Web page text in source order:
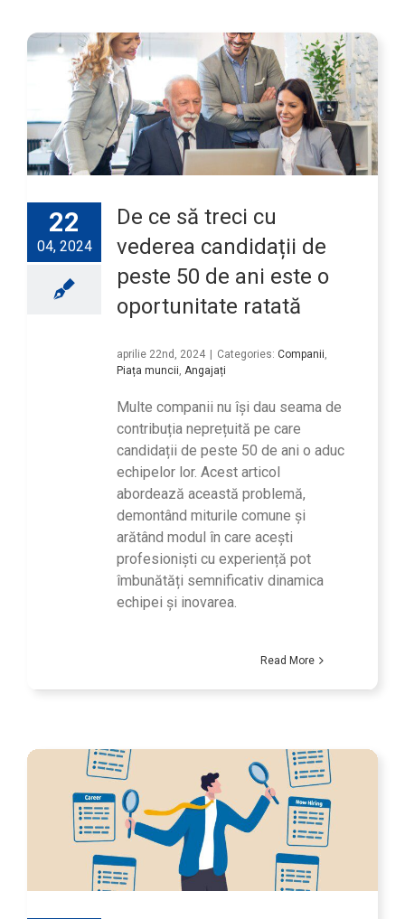
22
04, 2024
De ce să treci cu
vederea candidații de
peste 50 de ani este o
oportunitate ratată
aprilie 22nd, 2024 | Categories: Companii
Piața muncii Angajați
Multe companii nu își dau seama de
contribuția neprețuită pe care
candidații de peste 50 de ani o aduc
echipelor lor. Acest articol
abordează această problemă,
demontând miturile comune și
arătând modul în care acești
profesioniști cu experiență pot
îmbunătăți semnificativ dinamica
echipei și inovarea.
Read More